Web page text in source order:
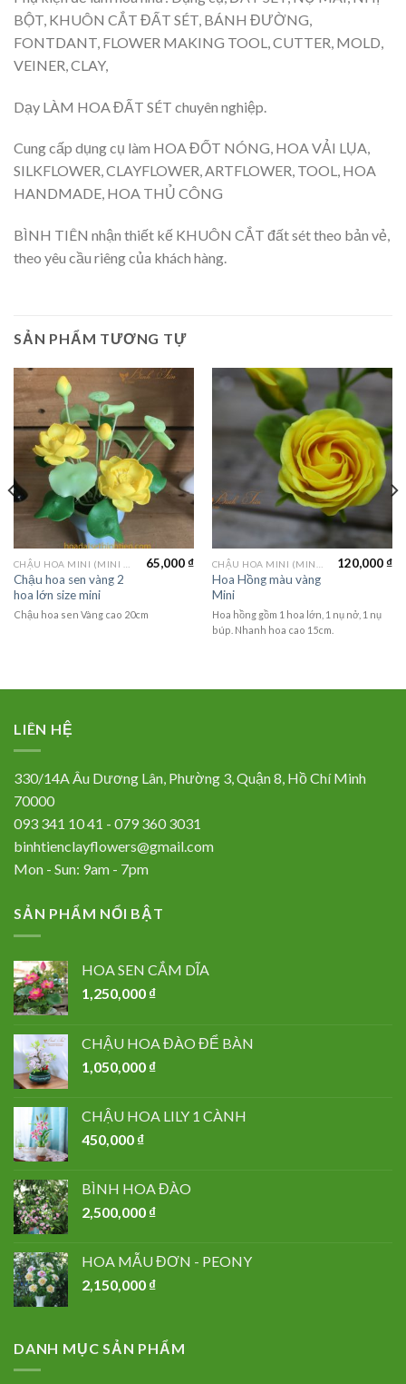
BỘT, KHUÔN CẮT ĐẤT SÉT, BÁNH ĐƯỜNG,
FONTDANT, FLOWER MAKING TOOL, CUTTER, MOLD,
VEINER, CLAY,
Dạy LÀM HOA ĐẤT SÉT chuyên nghiệp.
Cung cấp dụng cụ làm HOA ĐỐT NÓNG, HOA VẢI LỤA,
SILKFLOWER, CLAYFLOWER, ARTFLOWER, TOOL, HOA
HANDMADE, HOA THỦ CÔNG
BÌNH TIÊN nhận thiết kế KHUÔN CẮT đất sét theo bản vẻ,
theo yêu cầu riêng của khách hàng.
SẢN PHẨM TƯƠNG TỰ
Chậu hoa sen vàng 2
hoa lớn size mini
65,000₫
Chậu hoa sen Vàng cao 20cm
Hoa Hồng màu vàng
Mini
120,000₫
Hoa hồng gồm 1 hoa lớn, 1 nụ nở, 1 nụ
búp. Nhanh hoa cao 15cm.
LIÊN HỆ
330/14A Âu Dương Lân, Phường 3, Quận 8, Hồ Chí Minh
70000
093 341 10 41 - 079 360 3031
binhtienclayflowers@gmail.com
Mon - Sun: 9am - 7pm
SẢN PHẨM NỔI BẬT
HOA SEN CẮM DĨA
1,250,000 ₫
CHẬU HOA ĐÀO ĐỂ BÀN
1,050,000 ₫
CHẬU HOA LILY 1 CÀNH
450,000 ₫
BÌNH HOA ĐÀO
2,500,000 ₫
HOA MẪU ĐƠN - PEONY
2,150,000 ₫
DANH MỤC SẢN PHẨM